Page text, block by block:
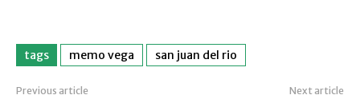
tags memo vega san juan del rio
Previous article Next article